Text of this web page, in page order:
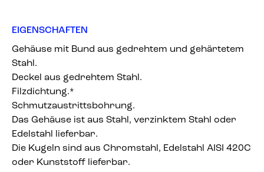
EIGENSCHAFTEN
Gehäuse mit Bund aus gedrehtem und gehärtetem
Stahl.
Deckel aus gedrehtem Stahl.
Filzdichtung.*
Schmutzaustrittsbohrung.
Das Gehäuse ist aus Stahl, verzinktem Stahl oder
Edelstahl lieferbar.
Die Kugeln sind aus Chromstahl, Edelstahl AISI 420C
oder Kunststoff lieferbar.